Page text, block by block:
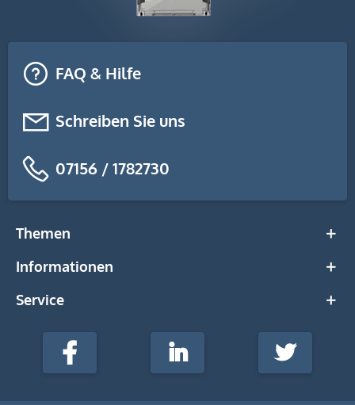
FAQ & Hilfe
Schreiben Sie uns
07156 / 1782730
Themen
Informationen
Service
stempel-
Media
Facebook LinkedIn Twitter